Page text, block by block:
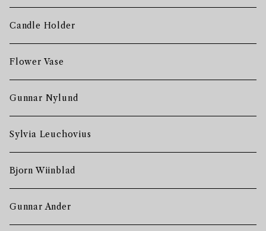
Candle Holder
Flower Vase
Gunnar Nylund
Sylvia Leuchovius
Bjorn Wiinblad
Gunnar Ander